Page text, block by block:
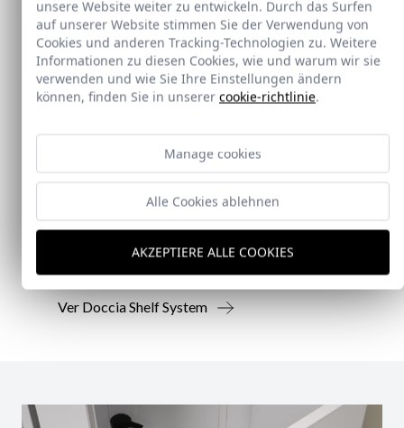
para ofrecer una solución práctica, resistente y
visualmente coherente.
Ver Doccia Shelf System
unsere Website weiter zu entwickeln. Durch das Surfen
auf unserer Website stimmen Sie der Verwendung von
Cookies und anderen Tracking-Technologien zu. Weitere
Informationen zu diesen Cookies, wie und warum wir sie
verwenden und wie Sie Ihre Einstellungen ändern
können, finden Sie in unserer cookie-richtlinie.
Manage cookies
Alle Cookies ablehnen
AKZEPTIERE ALLE COOKIES